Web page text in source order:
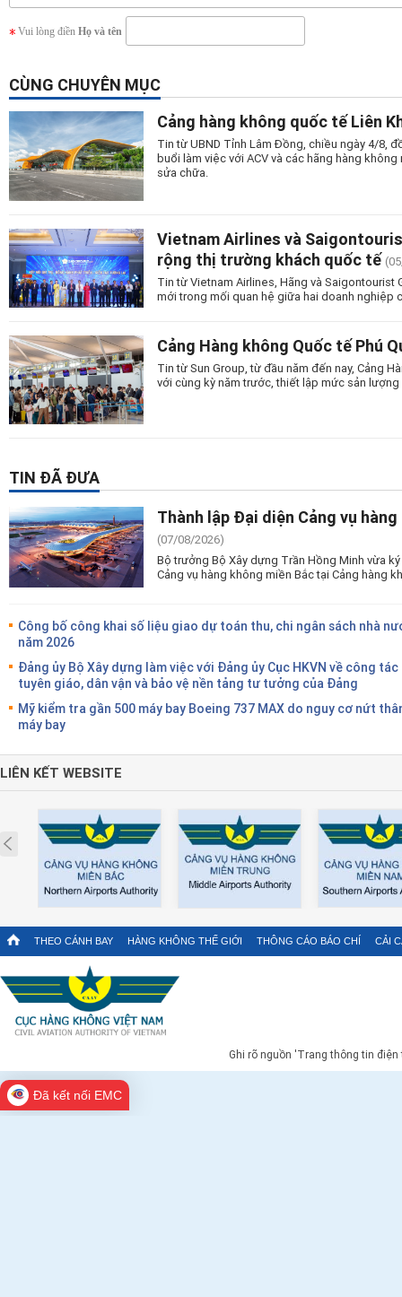
Vui lòng điền Họ và tên
CÙNG CHUYÊN MỤC
Cảng hàng không quốc tế Liên
Tin từ UBND Tỉnh Lâm Đồng, chiều ngày 4/8,
buổi làm việc với ACV và các hãng hàng
sửa chữa.
Vietnam Airlines và
rộng thị trường khách quốc tế
Tin từ Vietnam Airlines, Hãng và
mới trong mối quan hệ giữa hai doanh nghiệp
Cảng Hàng không Quốc tế Phú
Tin từ Sun Group, từ đầu năm đến nay, Cảng
với cùng kỳ năm trước, thiết lập mức sản
TIN ĐÃ ĐƯA
Thành lập Đại diện Cảng vụ
(07/08/2026)
Bộ trưởng Bộ Xây dựng Trần Hồng Minh vừa
Cảng vụ hàng không miền Bắc tại Cảng hàng
Công bố công khai số liệu giao dự toán thu, chi ngân sách nhà
năm 2026
Đảng ủy Bộ Xây dựng làm việc với Đảng ủy Cục HKVN về công tác
tuyên giáo, dân vận và bảo vệ nền tảng tư tưởng của Đảng
Mỹ kiểm tra gần 500 máy bay Boeing 737 MAX do nguy cơ nứt
máy bay
LIÊN KẾT WEBSITE
Prev
THEO CÁNH BAY HÀNG KHÔNG THẾ GIỚI THÔNG CÁO BÁO CHÍ CẢI
Ghi rõ nguồn 'Trang thông tin
Đã kết nối EMC